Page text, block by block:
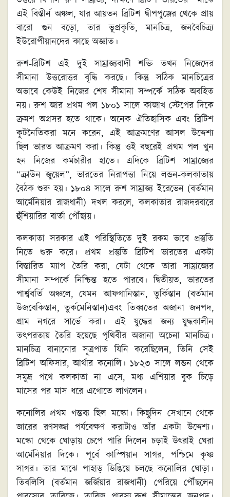
এই বিস্তীর্ন অঞ্চল, যার আয়তন ব্রিটিশ দ্বীপপুঞ্জের থেকে প্রায়
বারো গুন বড়ো, তার ভূপ্রকৃতি, মানচিত্র, জনবৈচিত্র্য
ইউরোপীয়ানদের কাছে অজ্ঞাত।
রুশ-ব্রিটিশ এই দুই সাম্রাজ্যবাদী শক্তি তখন নিজেদের
সীমানা উত্তরোত্তর বৃদ্ধি করছে। কিন্তু সঠিক মানচিত্রের
অভাবে কেউই নিজের শেষ সীমানা সম্পর্কে সঠিক অবহিত
নয়। রুশ জার প্রথম পল ১৮০১ সালে কাজাখ স্টেপের দিকে
ক্রমশ অগ্রসর হতে থাকে। অনেক ঐতিহাসিক এবং ব্রিটিশ
কূটনৈতিকরা মনে করেন, এই আক্রমণের আসল উদ্দেশ্য
ছিল ভারত আক্রমণ করা। কিন্তু ওই বছরেই প্রথম পল খুন
হন নিজের কর্মচারীর হাতে। এদিকে ব্রিটিশ সাম্রাজ্যের
“ক্রাউন জুয়েল”, ভারতের নিরাপত্তা নিয়ে লন্ডন-কলকাতায়
বৈঠক শুরু হয়। ১৮০৪ সালে রুশ সাম্রাজ্য ইরেভেন (বর্তমান
আর্মেনিয়ার রাজধানী) দখল করলে, কলকাতার রাজদরবারে
হুঁশিয়ারির বার্তা পৌঁছায়।
কলকাতা সরকার এই পরিস্থিতিতে দুই রকম ভাবে প্রস্তুতি
নিতে শুরু করে। প্রথম প্রস্তুতি ব্রিটিশ ভারতের একটা
বিস্তারিত ম্যাপ তৈরি করা, যেটা থেকে তারা সাম্রাজ্যের
সীমানা সম্পর্কে নিশ্চিন্ত হতে পারবে। দ্বিতীয়ত, ভারতের
পার্শ্ববর্তি অঞ্চলে, যেমন আফগানিস্তান, তুর্কিস্তান (বর্তমান
উজবেকিস্তান, তুর্কমেনিস্তান)এবং তিব্বতের অজানা জনপদ,
গ্রাম নগরে সার্ভে করা। এই যুদ্ধের জন্য যুদ্ধকালীন
তৎপরতায় তৈরি হয়েছে পৃথিবীর অজানা অচেনা মানচিত্র।
মানচিত্র বানানোর সূত্রপাত যিনি করেছিলেন, তিনি সেই
ব্রিটিশ অফিসার, আর্থার কনোলি। ১৮২৩ সালে লন্ডন থেকে
সমুদ্র পথে কলকাতা না এসে, মধ্য এশিয়ার বুক চিড়ে
মাসের পর মাস ধরে এগোতে লাগলেন।
কনোলির প্রথম গন্তব্য ছিল মস্কো। কিছুদিন সেখানে থেকে
জারের রণসজ্জা পর্যবেক্ষণ করাটাও তাঁর একটা উদ্দেশ্য।
মস্কো থেকে ঘোড়ায় চেপে পারি দিলেন চড়াই উৎরাই ঘেরা
আর্মেনিয়ার দিকে। পূর্বে কাস্পিয়ান সাগর, পশ্চিমে কৃষ্ণ
সাগর। তার মাঝে পাহাড় ডিঙিয়ে চলছে কনোলির ঘোড়া।
তিবলিসি (বর্তমান জর্জিয়ার রাজধানী) পেরিয়ে পৌঁছলেন